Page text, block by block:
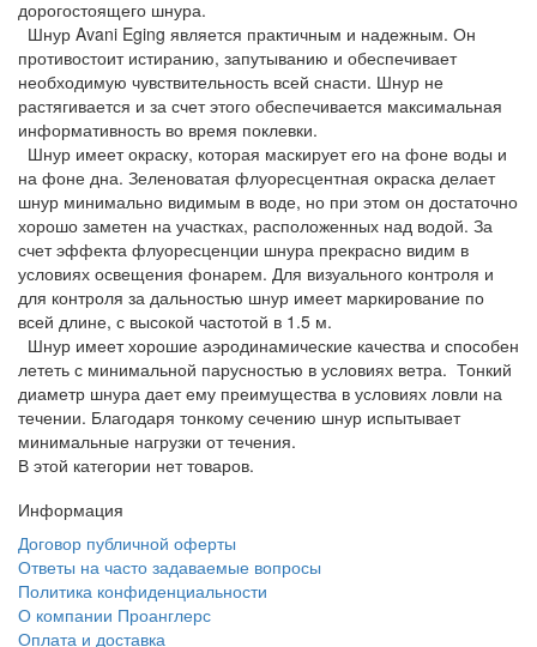
дорогостоящего шнура.
Шнур Avani Eging является практичным и надежным. Он
противостоит истиранию, запутыванию и обеспечивает
необходимую чувствительность всей снасти. Шнур не
растягивается и за счет этого обеспечивается максимальная
информативность во время поклевки.
Шнур имеет окраску, которая маскирует его на фоне воды и
на фоне дна. Зеленоватая флуоресцентная окраска делает
шнур минимально видимым в воде, но при этом он достаточно
хорошо заметен на участках, расположенных над водой. За
счет эффекта флуоресценции шнура прекрасно видим в
условиях освещения фонарем. Для визуального контроля и
для контроля за дальностью шнур имеет маркирование по
всей длине, с высокой частотой в 1.5 м.
Шнур имеет хорошие аэродинамические качества и способен
лететь с минимальной парусностью в условиях ветра. Тонкий
диаметр шнура дает ему преимущества в условиях ловли на
течении. Благодаря тонкому сечению шнур испытывает
минимальные нагрузки от течения.
В этой категории нет товаров.
Информация
Договор публичной оферты
Ответы на часто задаваемые вопросы
Политика конфиденциальности
О компании Проанглерс
Оплата и доставка